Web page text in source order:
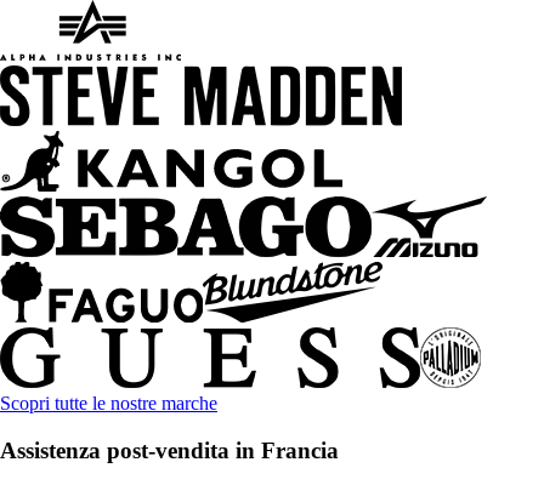
Scopri tutte le nostre marche
Assistenza post-vendita in Francia